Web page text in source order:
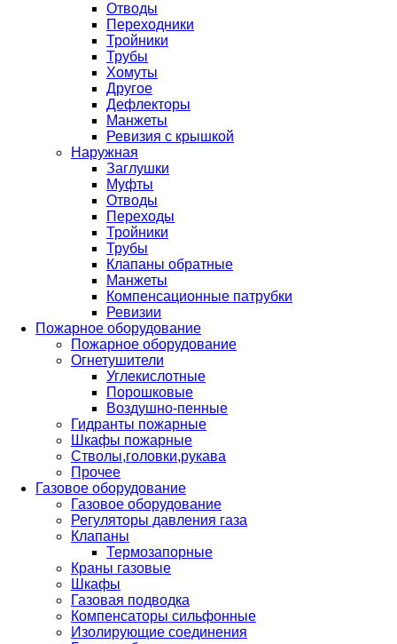
Отводы
Переходники
Тройники
Трубы
Хомуты
Другое
Дефлекторы
Манжеты
Ревизия с крышкой
Наружная
Заглушки
Муфты
Отводы
Переходы
Тройники
Трубы
Клапаны обратные
Манжеты
Компенсационные патрубки
Ревизии
Пожарное оборудование
Пожарное оборудование
Огнетушители
Углекислотные
Порошковые
Воздушно-пенные
Гидранты пожарные
Шкафы пожарные
Стволы,головки,рукава
Прочее
Газовое оборудование
Газовое оборудование
Регуляторы давления газа
Клапаны
Термозапорные
Краны газовые
Шкафы
Газовая подводка
Компенсаторы сильфонные
Изолирующие соединения